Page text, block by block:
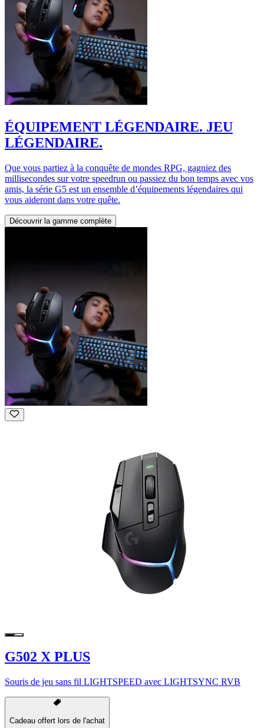
ÉQUIPEMENT LÉGENDAIRE. JEU
LÉGENDAIRE.
Que vous partiez à la conquête de mondes RPG, gagniez des
millisecondes sur votre speedrun ou passiez du bon temps avec vos
amis, la série G5 est un ensemble d’équipements légendaires qui
vous aideront dans votre quête.
Découvrir la gamme complète
G502 X PLUS
Souris de jeu sans fil LIGHTSPEED avec LIGHTSYNC RVB
Cadeau offert lors de l'achat